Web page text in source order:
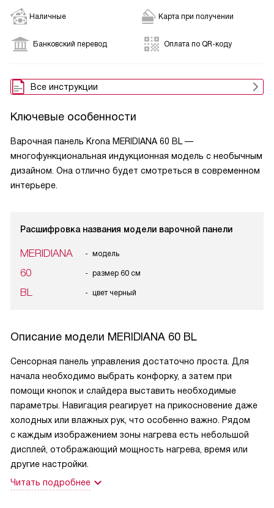
Наличные Карта при получении
Банковский перевод Оплата по QR-коду
Все инструкции
Ключевые особенности
Варочная панель Krona MERIDIANA 60 BL —
многофункциональная индукционная модель с необычным
дизайном. Она отлично будет смотреться в современном
интерьере.
Расшифровка названия модели варочной панели
MERIDIANA модель
60 размер 60 см
BL цвет черный
Описание модели MERIDIANA 60 BL
Сенсорная панель управления достаточно проста. Для
начала необходимо выбрать конфорку, а затем при
помощи кнопок и слайдера выставить необходимые
параметры. Навигация реагирует на прикосновение даже
холодных или влажных рук, что особенно важно. Рядом
с каждым изображением зоны нагрева есть небольшой
дисплей, отображающий мощность нагрева, время или
другие настройки.
Читать подробнее